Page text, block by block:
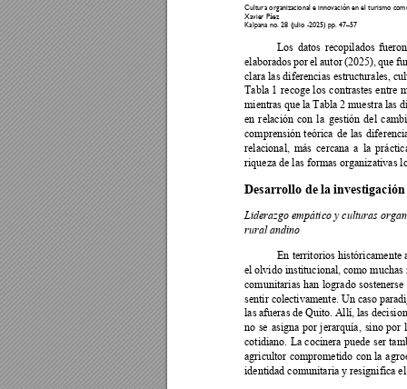
Cultura organizacional e innovación en el turismo co
Xavier Páez
Kalpana no. 28 (julio -2025) pp. 47–57
Los datos recopilados
elaborados por el autor (2025), que
clara las diferencias estructurales, c
Tabla 1 recoge los contrastes entre
mientras que la Tabla 2 muestra las
en relación con la gestión del
comprensión teórica de las
relacional,
más cercana a la
riqueza de las formas organizativas
Desarrollo de la inv
Liderazgo empático y culturas
rural andino
En territorios históricamente
el olvido institucional, como muchas
comunitarias han logrado sostenerse
sentir colectivamente. Un caso
las afueras de Quito. Allí, las
no se asigna por jerarquía, sino por
cotidiano. La cocinera puede ser
agricultor comprometido con la
identidad comunitaria y resignifica